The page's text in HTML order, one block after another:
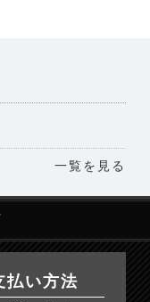
一覧を見る
払い方法